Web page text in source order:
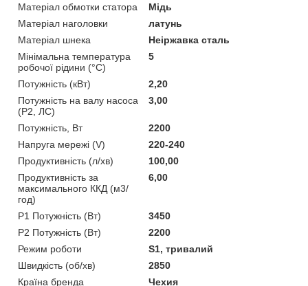
Матеріал обмотки статора
Мідь
Матеріал наголовки
латунь
Матеріал шнека
Неіржавка сталь
Мінімальна температура
робочої рідини (°C)
5
Потужність (кВт)
2,20
Потужність на валу насоса
(P2, ЛС)
3,00
Потужність, Вт
2200
Напруга мережі (V)
220-240
Продуктивність (л/хв)
100,00
Продуктивність за
максимального ККД (м3/
год)
6,00
Р1 Потужність (Вт)
3450
Р2 Потужність (Вт)
2200
Режим роботи
S1, тривалий
Швидкість (об/хв)
2850
Країна бренда
Чехия